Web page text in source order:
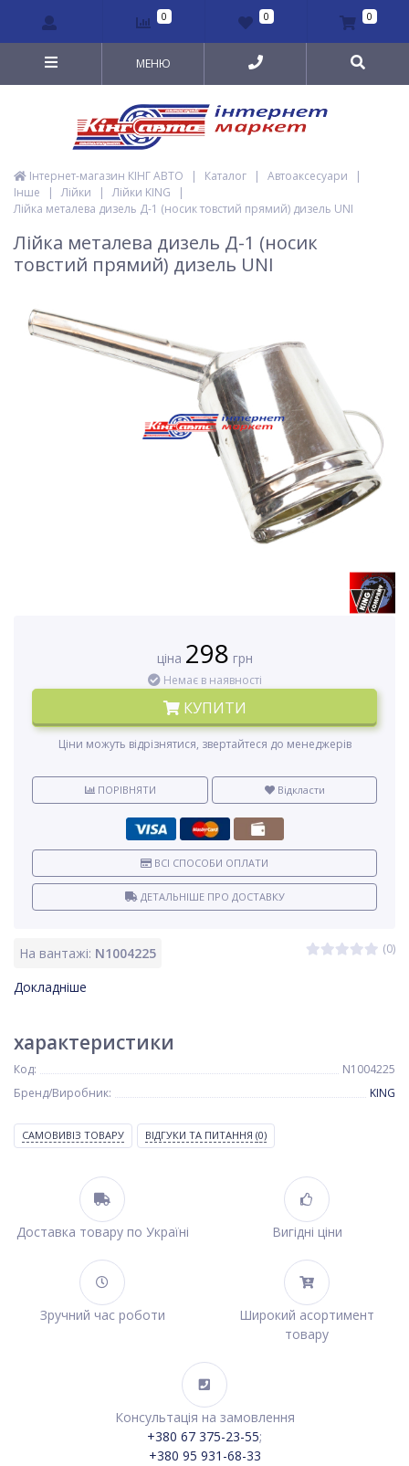
0 0 0
МЕНЮ
Інтернет-магазин КІНГ АВТО | Каталог | Автоаксесуари
|
Інше
| Лійки | Лійки KING
|
Лійка металева дизель Д-1 (носик товстий прямий) дизель UNI
Лійка металева дизель Д-1 (носик
товстий прямий) дизель UNI
На вантажі: N1004225 (0)
Докладніше
ціна 298 грн
Немає в наявності
КУПИТИ
Ціни можуть відрізнятися, звертайтеся до менеджерів
ПОРІВНЯТИ Відкласти
ВСІ СПОСОБИ ОПЛАТИ
ДЕТАЛЬНІШЕ ПРО ДОСТАВКУ
характеристики
Код:
N1004225
Бренд/Виробник:
KING
САМОВИВІЗ ТОВАРУ ВІДГУКИ ТА ПИТАННЯ (0)
Доставка товару по Україні Вигідні ціни
Зручний час роботи
Широкий асортимент
товару
Консультація на замовлення
+380 67 375-23-55;
+380 95 931-68-33